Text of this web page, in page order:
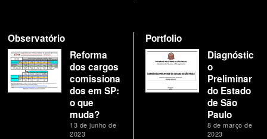
Observatório
Reforma
dos cargos
comissiona
dos em SP:
o que
muda?
13 de junho de
2023
Portfolio
Diagnóstic
o
Preliminar
do Estado
de São
Paulo
8 de março de
2023